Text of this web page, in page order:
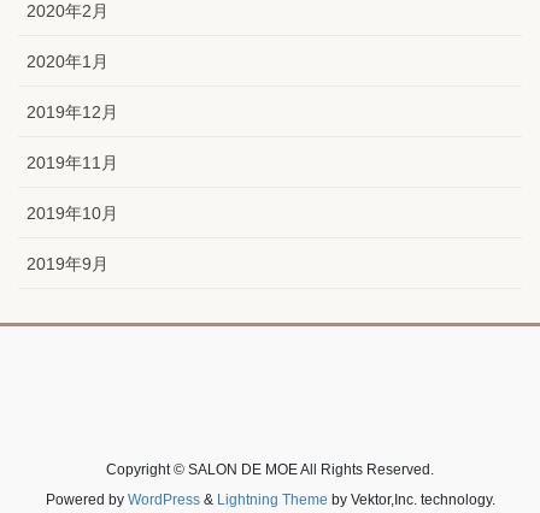
2020年2月
2020年1月
2019年12月
2019年11月
2019年10月
2019年9月
Copyright © SALON DE MOE All Rights Reserved.
Powered by WordPress& Lightning Theme by Vektor,Inc. technology.